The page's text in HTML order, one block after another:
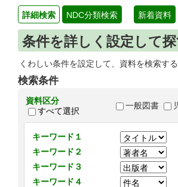
詳細検索 NDC分類検索 新着資料
条件を詳しく設定して
くわしい条件を設定して、資料を検索す
検索条件
資料区分
すべて選択
一般図書
キーワード１
キーワード２
キーワード３
キーワード４